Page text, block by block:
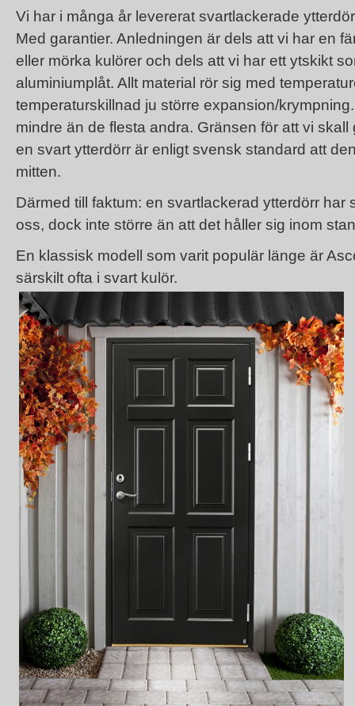
Vi har i många år levererat svartlackerade
Med garantier. Anledningen är dels att vi har en
eller mörka kulörer och dels att vi har ett ytskikt
aluminiumplåt. Allt material rör sig med
temperaturskillnad ju större expansion/
mindre än de flesta andra. Gränsen för att vi
en svart ytterdörr är enligt svensk standard att
mitten.
Därmed till faktum: en svartlackerad ytterdörr har
oss, dock inte större än att det håller sig inom
En klassisk modell som varit populär länge är
särskilt ofta i svart kulör.